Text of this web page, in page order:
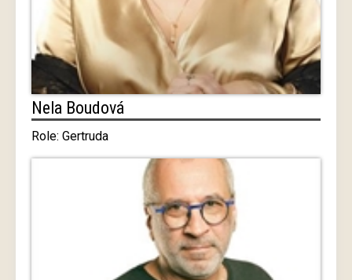
Nela Boudová
Role: Gertruda